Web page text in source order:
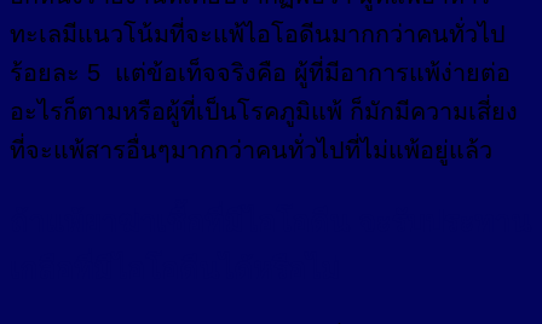
ทะเลมีแนวโน้มที่จะแพ้ไอโอดีนมากกว่าคนทั่วไป
ร้อยละ 5 แต่ข้อเท็จจริงคือ ผู้ที่มีอาการแพ้ง่ายต่อ
อะไรก็ตามหรือผู้ที่เป็นโรคภูมิแพ้ ก็มักมีความเสี่ยง
ที่จะแพ้สารอื่นๆมากกว่าคนทั่วไปที่ไม่แพ้อยู่แล้ว